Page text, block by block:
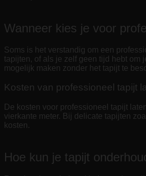
Wanneer kies je voor
Soms is het verstandig om een
tapijten, of als je zelf geen tijd hebt
mogelijk maken zonder het tapijt te
Kosten van professioneel tapijt
De kosten voor professioneel tapijt
vierkante meter. Bij delicate tapijten
kosten.
Hoe kun je tapijt